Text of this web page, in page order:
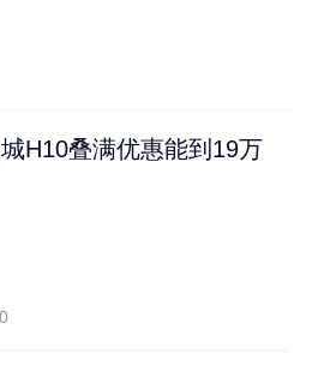
H10叠满优惠能到19万